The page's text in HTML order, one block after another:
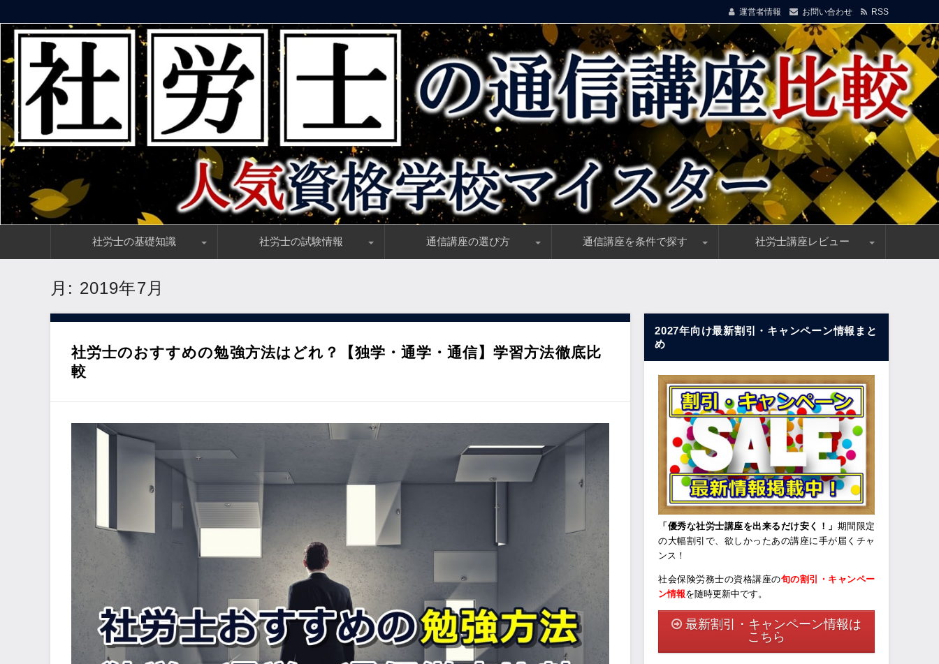
運営者情報 お問い合わせ RSS
社会保険労務士の通信講座【人気の資格学校マイスター】
社労士資格講座の評判・口コミ情報とおすすめランキング
社労士の基礎知識 社労士の試験情報 通信講座の選び方 通信講座を条件で探す 社労士講座レビュー
月: 2019年7月
社労士のおすすめの勉強方法はどれ？【独学・通学・通信】学習方法徹底比
較
2027年向け最新割引・キャンペーン情報まと
め
「優秀な社労士講座を出来るだけ安く！」 期間限定
の大幅割引で、欲しかったあの講座に手が届くチャ
ンス！
社会保険労務士の資格講座の旬の割引・キャンペー
ン情報を随時更新中です。
最新割引・キャンペーン情報は
こちら